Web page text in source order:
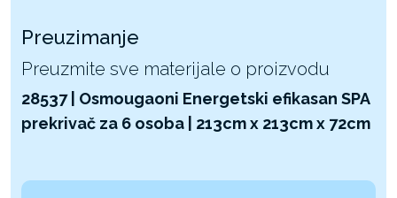
Preuzimanje
Preuzmite sve materijale o proizvodu
28537 | Osmougaoni Energetski efikasan SPA
prekrivač za 6 osoba | 213cm x 213cm x 72cm